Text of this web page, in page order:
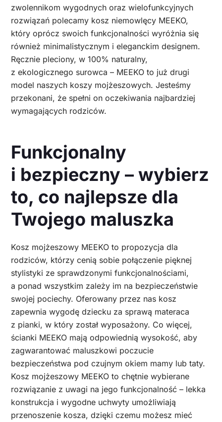
zwolennikom wygodnych oraz wielofunkcyjnych
rozwiązań polecamy kosz niemowlęcy MEEKO,
który oprócz swoich funkcjonalności wyróżnia się
również minimalistycznym i eleganckim designem.
Ręcznie pleciony, w 100% naturalny,
z ekologicznego surowca – MEEKO to już drugi
model naszych koszy mojżeszowych. Jesteśmy
przekonani, że spełni on oczekiwania najbardziej
wymagających rodziców.
Funkcjonalny
i bezpieczny – wybierz
to, co najlepsze dla
Twojego maluszka
Kosz mojżeszowy MEEKO to propozycja dla
rodziców, którzy cenią sobie połączenie pięknej
stylistyki ze sprawdzonymi funkcjonalnościami,
a ponad wszystkim zależy im na bezpieczeństwie
swojej pociechy. Oferowany przez nas kosz
zapewnia wygodę dziecku za sprawą materaca
z pianki, w który został wyposażony. Co więcej,
ścianki MEEKO mają odpowiednią wysokość, aby
zagwarantować maluszkowi poczucie
bezpieczeństwa pod czujnym okiem mamy lub taty.
Kosz mojżeszowy MEEKO to chętnie wybierane
rozwiązanie z uwagi na jego funkcjonalność – lekka
konstrukcja i wygodne uchwyty umożliwiają
przenoszenie kosza, dzięki czemu możesz mieć